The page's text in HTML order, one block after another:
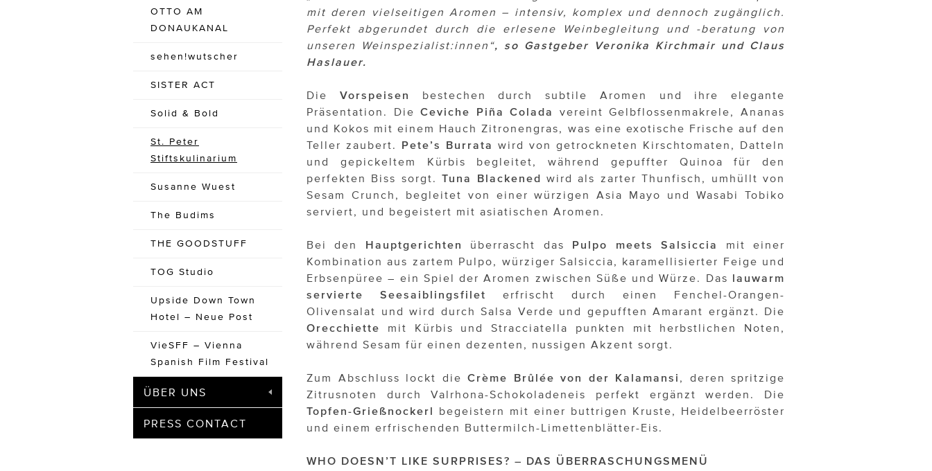
OTTO AM
DONAUKANAL
sehen!wutscher
SISTER ACT
Solid & Bold
St. Peter
Stiftskulinarium
Susanne Wuest
The Budims
THE GOODSTUFF
TOG Studio
Upside Down Town
Hotel – Neue Post
VieSFF – Vienna
Spanish Film Festival
ÜBER UNS
PRESS CONTACT
mit deren vielseitigen Aromen – intensiv, komplex und dennoch zugänglich.
Perfekt abgerundet durch die erlesene Weinbegleitung und -beratung von
unseren Weinspezialist:innen“, so Gastgeber Veronika Kirchmair und Claus
Haslauer.
Die Vorspeisen
bestechen durch subtile Aromen und ihre elegante
Präsentation. DieCeviche Piña Colada
vereint Gelbflossenmakrele, Ananas
und Kokos mit einem Hauch Zitronengras, was eine exotische Frische auf den
Teller zaubert. Pete’s Burrata wird von getrockneten Kirschtomaten, Datteln
und gepickeltem Kürbis begleitet, während gepuffter Quinoa für den
perfekten Biss sorgt.Tuna Blackened wird als zarter Thunfisch, umhüllt von
Sesam Crunch, begleitet von einer würzigen Asia Mayo und Wasabi Tobiko
serviert, und begeistert mit asiatischen Aromen.
Bei den Hauptgerichten überrascht das Pulpo meets Salsiccia
mit einer
Kombination aus zartem Pulpo, würziger Salsiccia, karamellisierter Feige und
Erbsenpüree – ein Spiel der Aromen zwischen Süße und Würze. Das lauwarm
servierte Seesaiblingsfilet
erfrischt durch einen Fenchel-Orangen-
Olivensalat und wird durch Salsa Verde und gepufften Amarant ergänzt. Die
Orecchiette
mit Kürbis und Stracciatella punkten mit herbstlichen Noten,
während Sesam für einen dezenten, nussigen Akzent sorgt.
Zum Abschluss lockt die Crème Brûlée von der Kalamansi , deren spritzige
Zitrusnoten durch Valrhona-Schokoladeneis perfekt ergänzt werden. Die
Topfen-Grießnockerl
begeistern mit einer buttrigen Kruste, Heidelbeerröster
und einem erfrischenden Buttermilch-Limettenblätter-Eis.
WHO DOESN’T LIKE SURPRISES? – DAS ÜBERRASCHUNGSMENÜ